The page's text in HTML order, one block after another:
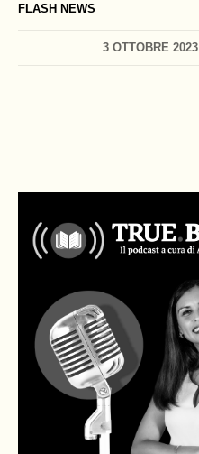
FLASH NEWS
3 OTTOBRE 2023